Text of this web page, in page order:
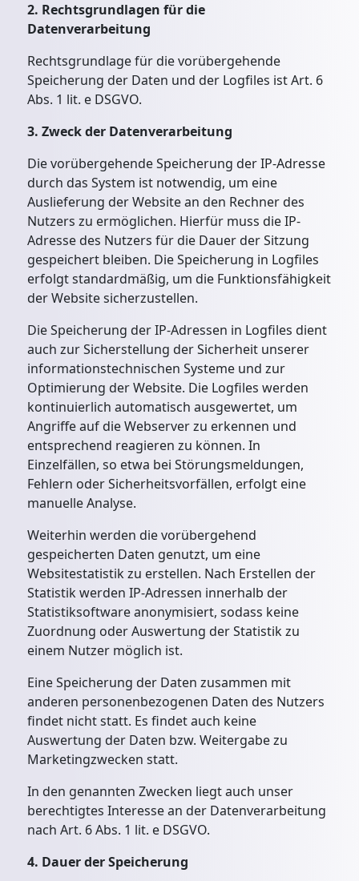
2. Rechtsgrundlagen für die
Datenverarbeitung
Rechtsgrundlage für die vorübergehende
Speicherung der Daten und der Logfiles ist Art. 6
Abs. 1 lit. e DSGVO.
3. Zweck der Datenverarbeitung
Die vorübergehende Speicherung der IP-Adresse
durch das System ist notwendig, um eine
Auslieferung der Website an den Rechner des
Nutzers zu ermöglichen. Hierfür muss die IP-
Adresse des Nutzers für die Dauer der Sitzung
gespeichert bleiben. Die Speicherung in Logfiles
erfolgt standardmäßig, um die Funktionsfähigkeit
der Website sicherzustellen.
Die Speicherung der IP-Adressen in Logfiles dient
auch zur Sicherstellung der Sicherheit unserer
informationstechnischen Systeme und zur
Optimierung der Website. Die Logfiles werden
kontinuierlich automatisch ausgewertet, um
Angriffe auf die Webserver zu erkennen und
entsprechend reagieren zu können. In
Einzelfällen, so etwa bei Störungsmeldungen,
Fehlern oder Sicherheitsvorfällen, erfolgt eine
manuelle Analyse.
Weiterhin werden die vorübergehend
gespeicherten Daten genutzt, um eine
Websitestatistik zu erstellen. Nach Erstellen der
Statistik werden IP-Adressen innerhalb der
Statistiksoftware anonymisiert, sodass keine
Zuordnung oder Auswertung der Statistik zu
einem Nutzer möglich ist.
Eine Speicherung der Daten zusammen mit
anderen personenbezogenen Daten des Nutzers
findet nicht statt. Es findet auch keine
Auswertung der Daten bzw. Weitergabe zu
Marketingzwecken statt.
In den genannten Zwecken liegt auch unser
berechtigtes Interesse an der Datenverarbeitung
nach Art. 6 Abs. 1 lit. e DSGVO.
4. Dauer der Speicherung